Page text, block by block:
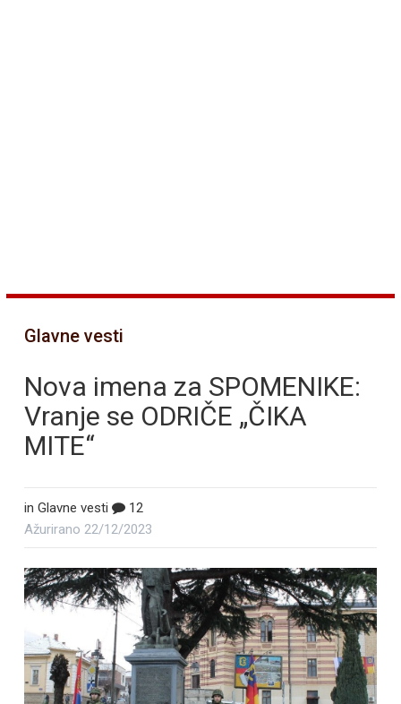
Glavne vesti
Nova imena za SPOMENIKE:
Vranje se ODRIČE „ČIKA
MITE“
in Glavne vesti
12
Ažurirano 22/12/2023